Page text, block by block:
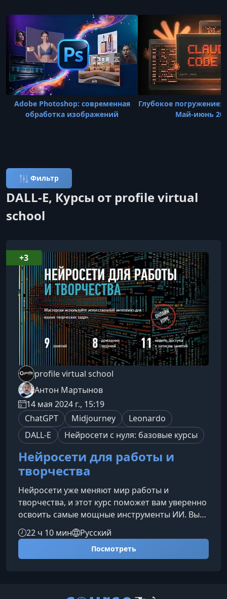
Adobe Photoshop: современная
обработка изображений
Глубокое погружение:
Май-июнь
Фильтр
DALL-E, Курсы от profile virtual
school
profile virtual school
Антон Мартынов
14 мая 2024 г., 15:19
ChatGPT
Midjourney
Leonardo
DALL-E
Нейросети с нуля: базовые курсы
Нейросети для работы и
творчества
Нейросети уже меняют мир работы и
творчества, и этот курс поможет вам уверенно
освоить самые мощные инструменты ИИ. Вы
узнаете, как использовать ChatGPT, Midjourney,
Leonardo, Firefly и DALL·E для создания текстов,
изображений и комплексных проектов,
которые выделят вас среди коллег и
22 ч 10 мин Русский
Посмотреть
+3